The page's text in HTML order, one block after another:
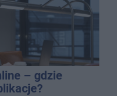
– gdzie